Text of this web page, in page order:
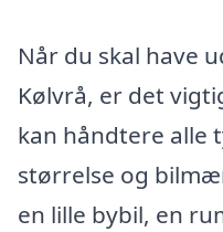
Når du skal have
Kølvrå, er det
kan håndtere alle
størrelse og
en lille bybil, en